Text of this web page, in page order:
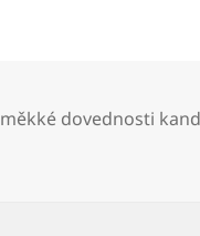
měkké dovednosti